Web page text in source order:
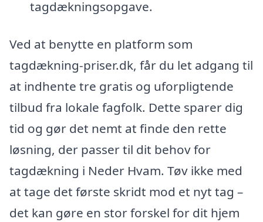
tagdækningsopgave.
Ved at benytte en platform som
tagdækning-priser.dk, får du let adgang til
at indhente tre gratis og uforpligtende
tilbud fra lokale fagfolk. Dette sparer dig
tid og gør det nemt at finde den rette
løsning, der passer til dit behov for
tagdækning i Neder Hvam. Tøv ikke med
at tage det første skridt mod et nyt tag –
det kan gøre en stor forskel for dit hjem